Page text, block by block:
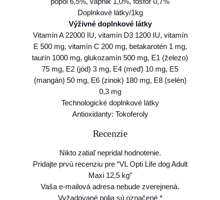
Doplnkové látky/1kg
Výživné doplnkové látky
Vitamín A 22000 IU, vitamín D3 1200 IU, vitamín
E 500 mg, vitamín C 200 mg, betakarotén 1 mg,
taurín 1000 mg, glukozamín 500 mg, E1 (železo)
75 mg, E2 (jód) 3 mg, E4 (meď) 10 mg, E5
(mangán) 50 mg, E6 (zinok) 180 mg, E8 (selén)
0,3 mg
Technologické doplnkové látky
Antioxidanty: Tokoferoly
Recenzie
Nikto zatiaľ nepridal hodnotenie.
Pridajte prvú recenziu pre “VL Opti Life dog Adult
Maxi 12,5 kg”
Vaša e-mailová adresa nebude zverejnená.
Vyžadované polia sú označené *